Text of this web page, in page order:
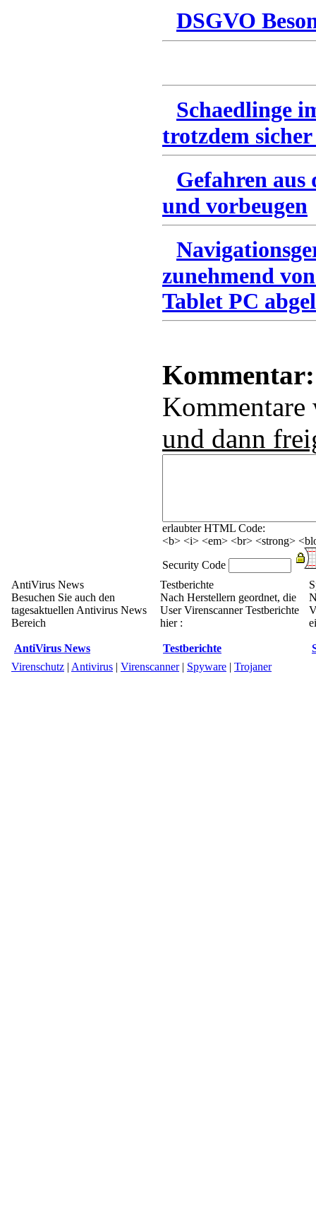
DSGVO
Schaedlinge
trotzdem
Gefahren
und vorbeugen
zunehmend
Tablet PC
Kommentar:
und dann
erlaubter HTML Code:
<b> <i> <em> <br> <strong>
Security Code
AntiVirus News
Besuchen Sie auch den
tagesaktuellen Antivirus News
Bereich
AntiVirus News
Testberichte
Nach Herstellern geordnet, die
User Virenscanner Testberichte
hier :
Testberichte
Virenschutz | Antivirus | Virenscanner| Spyware | Trojaner